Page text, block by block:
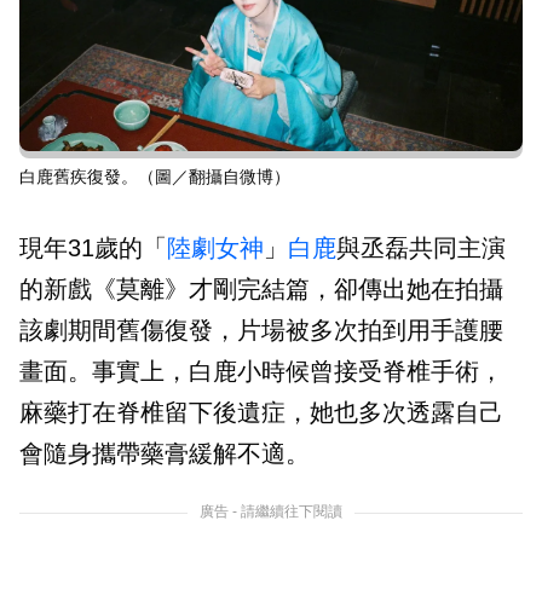
白鹿舊疾復發。（圖／翻攝自微博）
現年31歲的「 陸劇女神 」 白鹿與丞磊共同主演
的新戲《莫離》才剛完結篇，卻傳出她在拍攝
該劇期間舊傷復發，片場被多次拍到用手護腰
畫面。事實上，白鹿小時候曾接受脊椎手術，
麻藥打在脊椎留下後遺症，她也多次透露自己
會隨身攜帶藥膏緩解不適。
廣告 - 請繼續往下閱讀